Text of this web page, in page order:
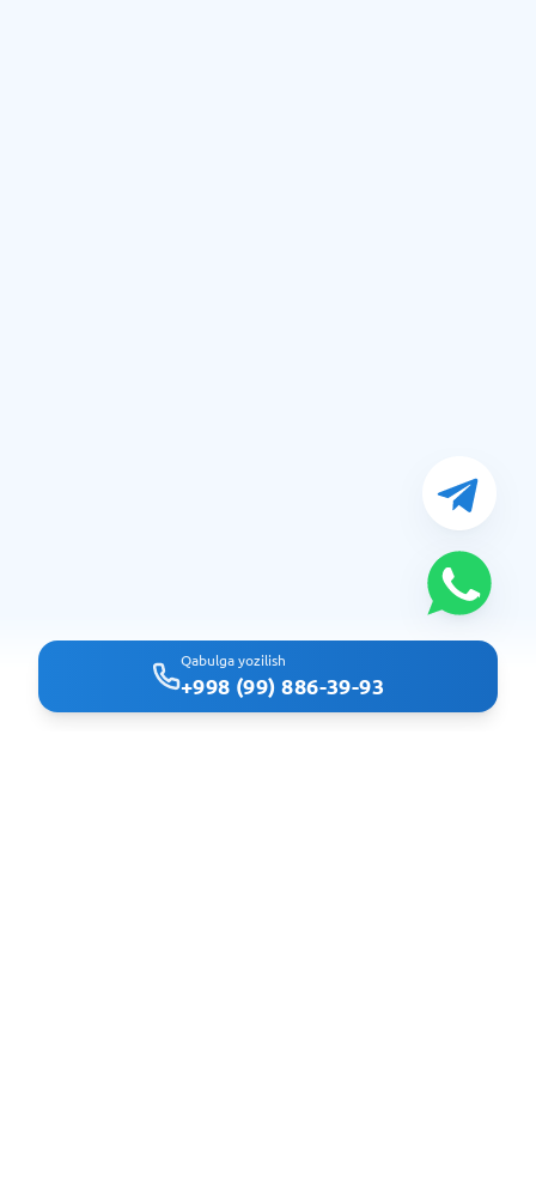
Qabulga yozilish
+998 (99) 886-39-93